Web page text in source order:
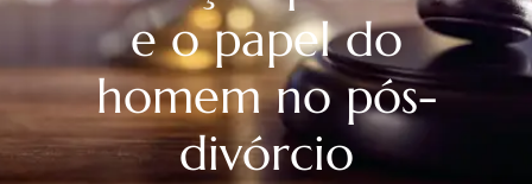
e o papel do
homem no pós-
divórcio